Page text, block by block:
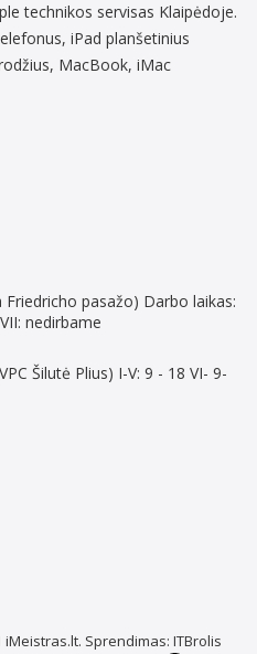
technikos servisas Klaipėdoje.
iPad planšetinius
MacBook, iMac
Friedricho pasažo) Darbo laikas:
nedirbame
Šilutė Plius) I-V: 9 - 18 VI- 9-
iMeistras.lt. Sprendimas: ITBrolis